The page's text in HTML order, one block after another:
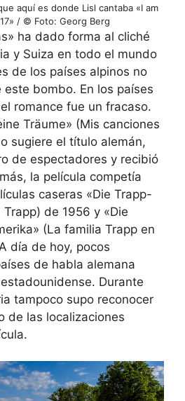
aquí es donde Lisl cantaba «I am
/ © Foto: Georg Berg
ha dado forma al cliché
y Suiza en todo el mundo
de los países alpinos no
bombo. En los países
romance fue un fracaso.
Träume» (Mis canciones
sugiere el título alemán,
de espectadores y recibió
la película competía
caseras «Die Trapp-
de 1956 y «Die
(La familia Trapp en
día de hoy, pocos
de habla alemana
Durante
tampoco supo reconocer
de las localizaciones